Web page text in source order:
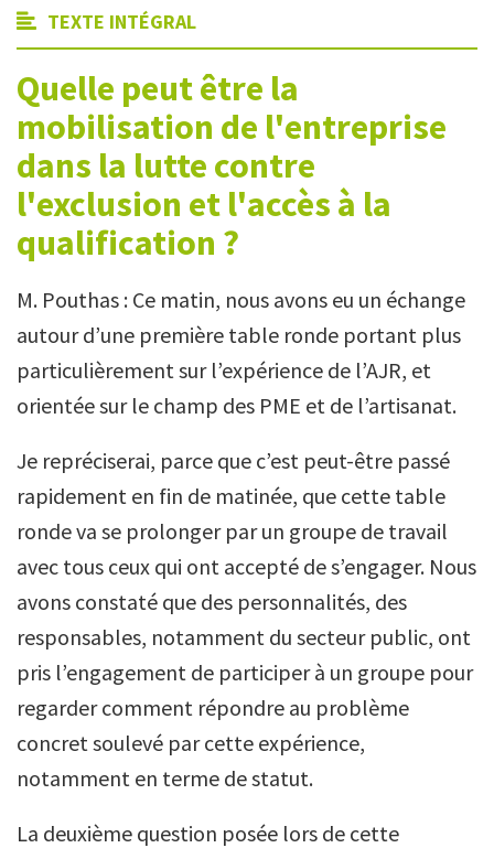
TEXTE INTÉGRAL
Quelle peut être la
mobilisation de l'entreprise
dans la lutte contre
l'exclusion et l'accès à la
qualification ?
M. Pouthas : Ce matin, nous avons eu un échange
autour d’une première table ronde portant plus
particulièrement sur l’expérience de l’AJR, et
orientée sur le champ des PME et de l’artisanat.
Je repréciserai, parce que c’est peut-être passé
rapidement en fin de matinée, que cette table
ronde va se prolonger par un groupe de travail
avec tous ceux qui ont accepté de s’engager. Nous
avons constaté que des personnalités, des
responsables, notamment du secteur public, ont
pris l’engagement de participer à un groupe pour
regarder comment répondre au problème
concret soulevé par cette expérience,
notamment en terme de statut.
La deuxième question posée lors de cette